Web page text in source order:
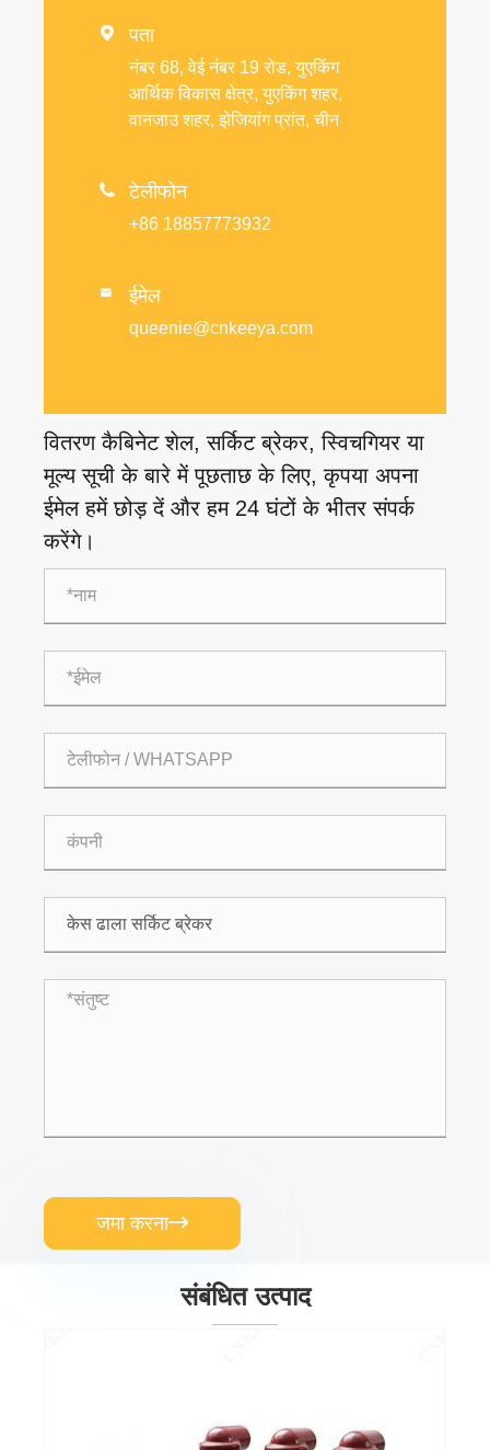
 पता
नंबर 68, वेई नंबर 19 रोड, युएकिंग
आर्थिक विकास क्षेत्र, युएकिंग शहर,
वानजाउ शहर, झेजियांग प्रांत, चीन
 टेलीफोन
+86 18857773932
 ईमेल
queenie@cnkeeya.com
वितरण कैबिनेट शेल, सर्किट ब्रेकर, स्विचगियर या
मूल्य सूची के बारे में पूछताछ के लिए, कृपया अपना
ईमेल हमें छोड़ दें और हम 24 घंटों के भीतर संपर्क
करेंगे।
जमा करना
संबंधित उत्पाद